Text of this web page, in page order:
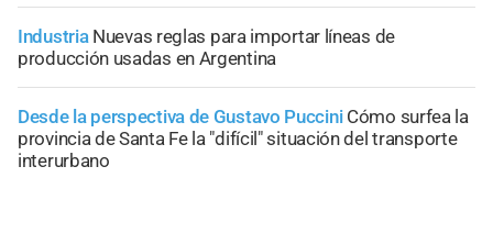
Industria Nuevas reglas para importar líneas de
producción usadas en Argentina
Desde la perspectiva de Gustavo Puccini Cómo surfea la
provincia de Santa Fe la "difícil" situación del transporte
interurbano